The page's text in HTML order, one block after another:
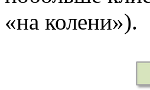
«на колени»).